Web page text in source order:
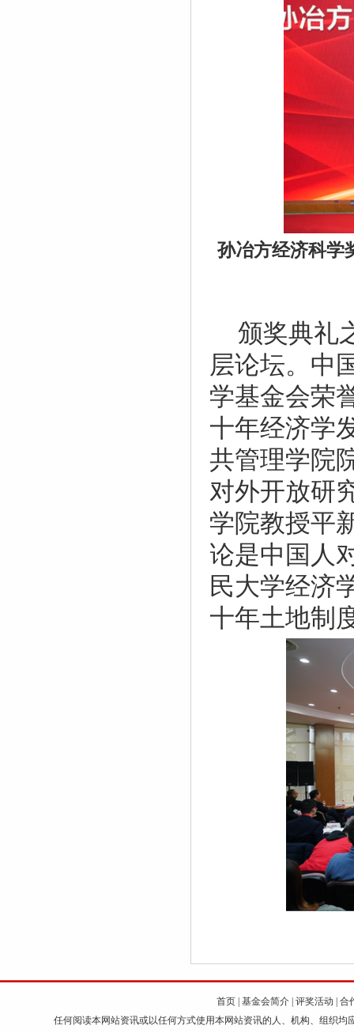
孙冶方经济科学
颁奖典礼
层论坛。中
学基金会荣
十年经济学
共管理学院
对外开放研
学院教授平
论是中国人
民大学经济
十年土地制
首页 基金会简介 评奖活动
合
任何阅读本网站资讯或以任何方式使用本网站资讯的人、机构、组织